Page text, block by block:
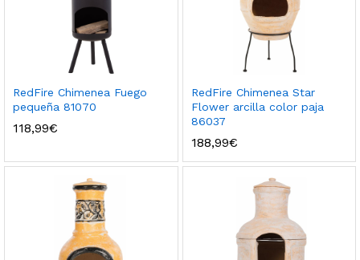
RedFire Chimenea Fuego
pequeña 81070
118,99€
RedFire Chimenea Star
Flower arcilla color paja
86037
188,99€